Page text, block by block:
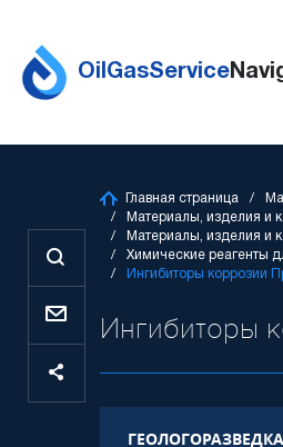
OilGasService
Главная страница
Материалы, изделия и
Материалы, изделия и
Химические реагенты
Ингибиторы коррозии
Ингибиторы
ГЕОЛОГОРАЗВЕДКА